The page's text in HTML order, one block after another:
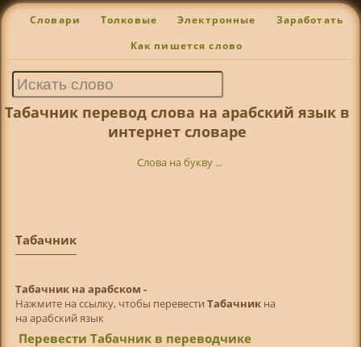
Словари Толковые Электронные Заработать
Как пишется слово
Табачник перевод слова на арабский язык в
интернет словаре
Слова на букву ...
Табачник
Табачник на арабском -
Нажмите на ссылку, чтобы перевести Табачникна
на арабский язык
Перевести Табачник в переводчике